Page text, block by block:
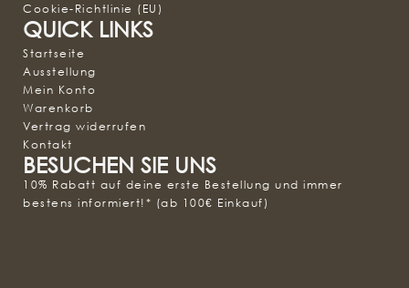
Cookie-Richtlinie (EU)
QUICK LINKS
Startseite
Ausstellung
Mein Konto
Warenkorb
Vertrag widerrufen
Kontakt
BESUCHEN SIE UNS
10% Rabatt auf deine erste Bestellung und immer
bestens informiert!* (ab 100€ Einkauf)